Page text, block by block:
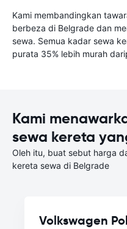
Kami membandingkan
berbeza di Belgrade dan
sewa. Semua kadar sewa
purata 35% lebih murah
Kami
sewa kereta
Oleh itu, buat sebut harga
kereta sewa di Belgrade
Volkswagen